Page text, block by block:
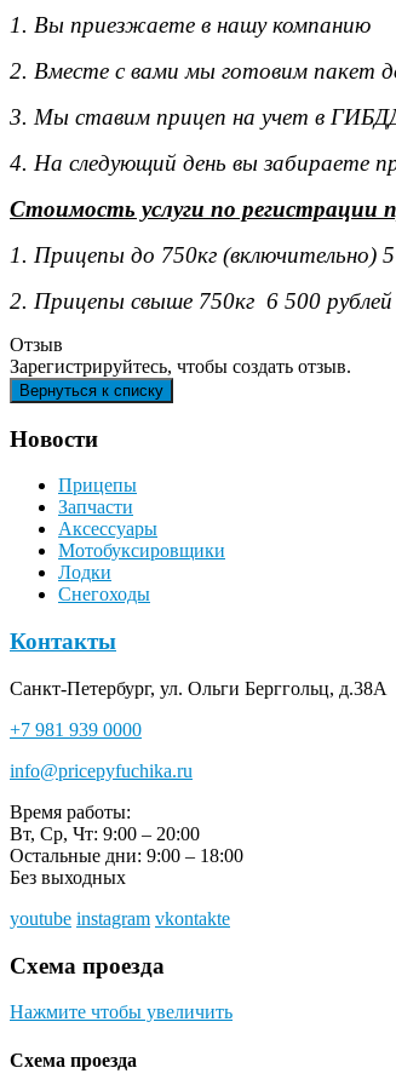
1. Вы приезжаете в нашу компанию
2. Вместе с вами мы готовим пакет
3. Мы ставим прицеп на учет в
4. На следующий день вы забираете
Стоимость услуги по регистрации
1. Прицепы до 750кг (включительно)
2. Прицепы свыше 750кг 6 500 рублей
Отзыв
Зарегистрируйтесь, чтобы создать отзыв.
Новости
Прицепы
Запчасти
Аксессуары
Мотобуксировщики
Лодки
Снегоходы
Контакты
Санкт-Петербург, ул. Ольги Берггольц, д.38А
+7 981 939 0000
info@pricepyfuchika.ru
Время работы:
Вт, Ср, Чт: 9:00 – 20:00
Остальные дни: 9:00 – 18:00
Без выходных
youtube instagram vkontakte
Схема проезда
Нажмите чтобы увеличить
Схема проезда